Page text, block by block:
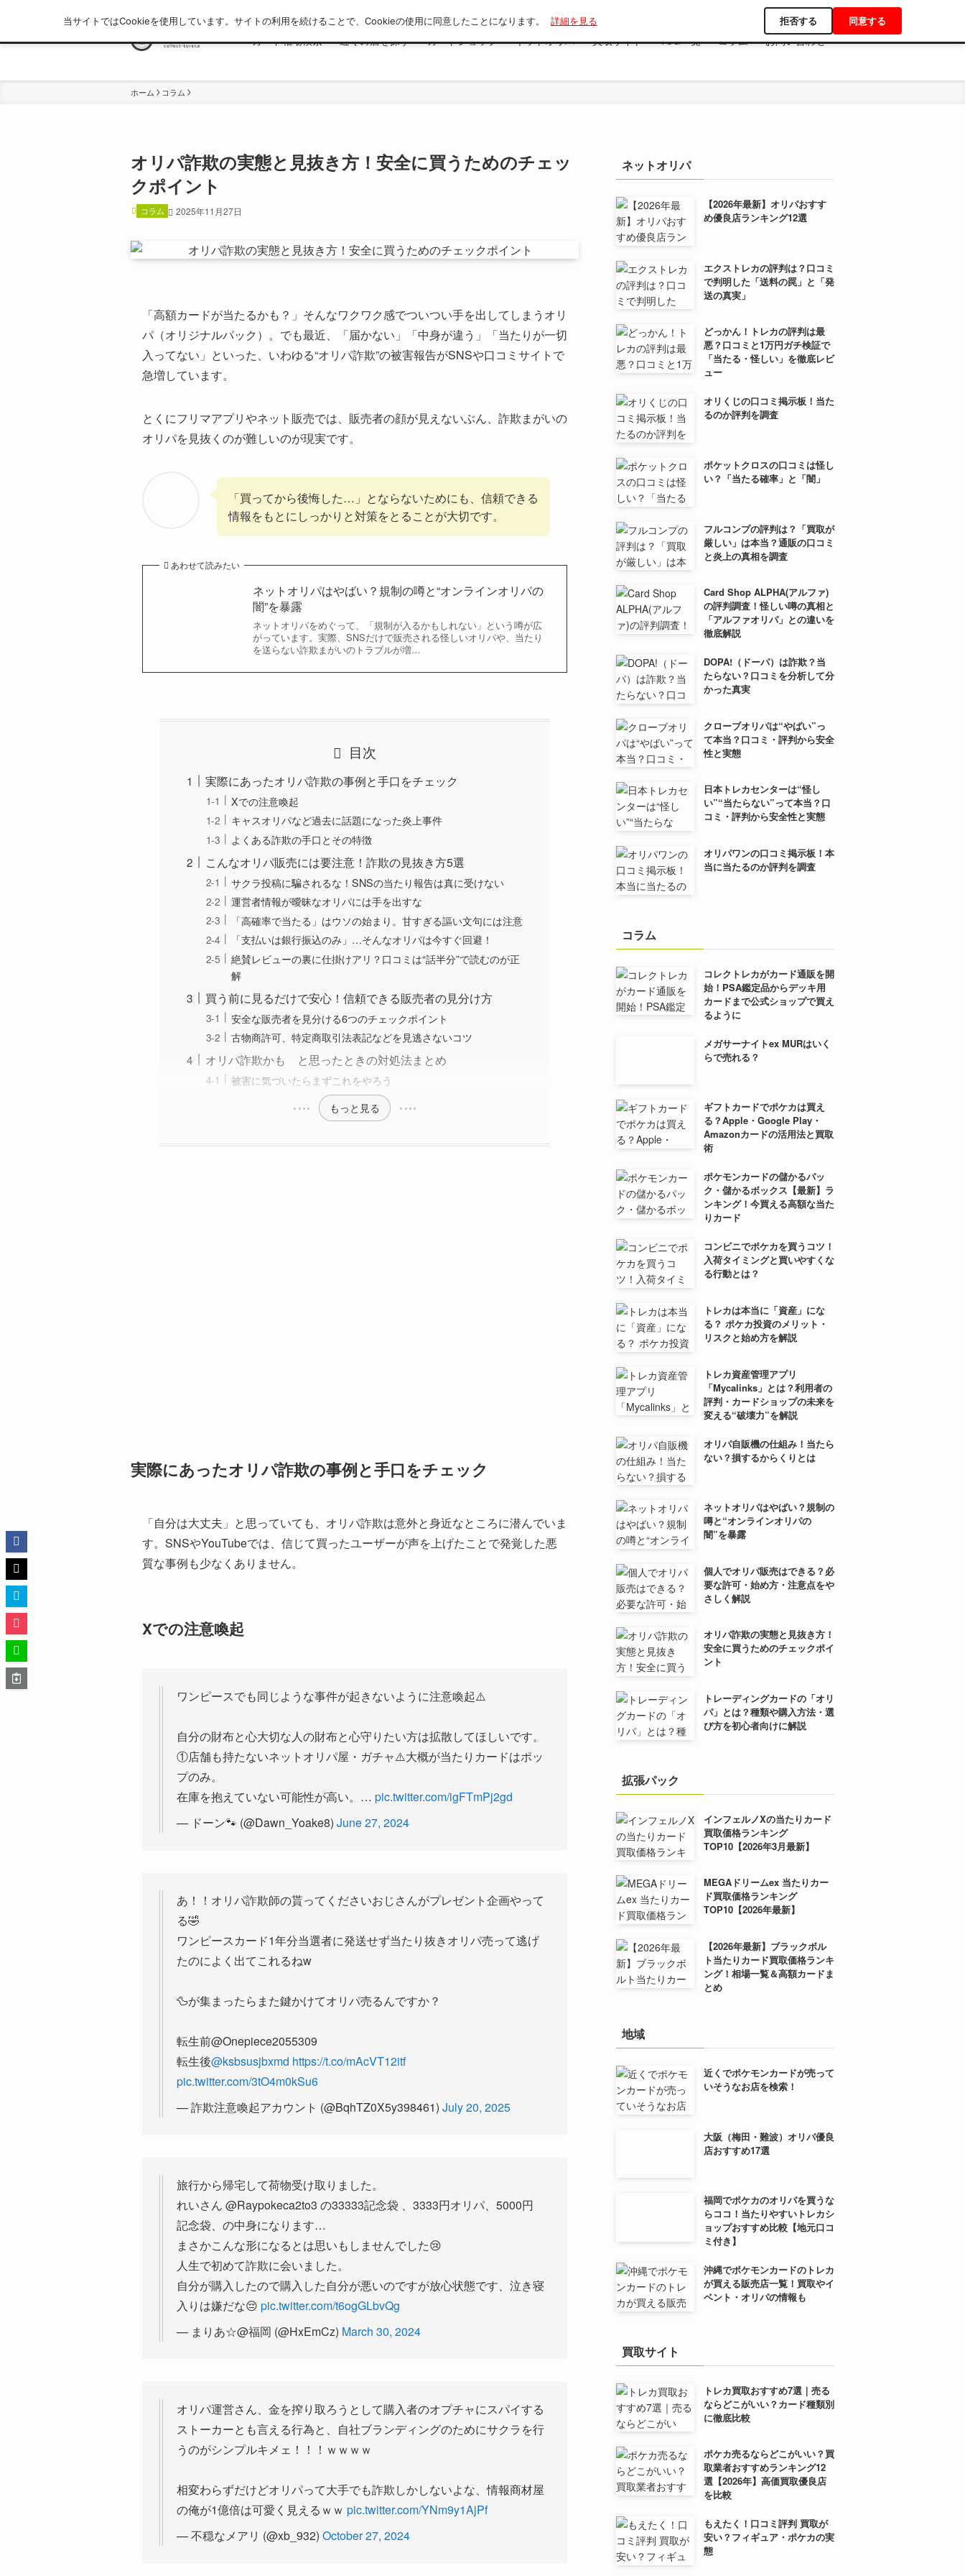
カード相場検索 近くの店を探す カードショップ ネットオリパ 買取サイト TCG一覧 コラム お問い合わせ
ホーム コラム
オリパ詐欺の実態と見抜き方！安全に買うためのチェッ
クポイント
コラム 2025年11月27日
「高額カードが当たるかも？」そんなワクワク感でついつい手を出してしまうオリ
パ（オリジナルパック）。でも最近、「届かない」「中身が違う」「当たりが一切
入ってない」といった、いわゆる“オリパ詐欺”の被害報告がSNSや口コミサイトで
急増しています。
とくにフリマアプリやネット販売では、販売者の顔が見えないぶん、詐欺まがいの
オリパを見抜くのが難しいのが現実です。
「買ってから後悔した…」とならないためにも、信頼できる
情報をもとにしっかりと対策をとることが大切です。
あわせて読みたい
ネットオリパはやばい？規制の噂と“オンラインオリパの
闇”を暴露
ネットオリパをめぐって、「規制が入るかもしれない」という噂が広
がっています。実際、SNSだけで販売される怪しいオリパや、当たり
を送らない詐欺まがいのトラブルが増…
目次
実際にあったオリパ詐欺の事例と手口をチェック
Xでの注意喚起
キャスオリパなど過去に話題になった炎上事件
よくある詐欺の手口とその特徴
こんなオリパ販売には要注意！詐欺の見抜き方5選
サクラ投稿に騙されるな！SNSの当たり報告は真に受けない
運営者情報が曖昧なオリパには手を出すな
「高確率で当たる」はウソの始まり。甘すぎる謳い文句には注意
「支払いは銀行振込のみ」…そんなオリパは今すぐ回避！
絶賛レビューの裏に仕掛けアリ？口コミは“話半分”で読むのが正
解
買う前に見るだけで安心！信頼できる販売者の見分け方
安全な販売者を見分ける6つのチェックポイント
古物商許可、特定商取引法表記などを見逃さないコツ
オリパ詐欺かも と思ったときの対処法まとめ
被害に気づいたらまずこれをやろう
もっと見る
実際にあったオリパ詐欺の事例と手口をチェック
「自分は大丈夫」と思っていても、オリパ詐欺は意外と身近なところに潜んでいま
す。SNSやYouTubeでは、信じて買ったユーザーが声を上げたことで発覚した悪
質な事例も少なくありません。
Xでの注意喚起
ワンピースでも同じような事件が起きないように注意喚起⚠️
自分の財布と心大切な人の財布と心守りたい方は拡散してほしいです。
①店舗も持たないネットオリパ屋・ガチャ⚠️大概が当たりカードはポッ
プのみ。
在庫を抱えていない可能性が高い。… pic.twitter.com/igFTmPj2gd
— ドーン🐾 (@Dawn_Yoake8) June 27, 2024
あ！！オリパ詐欺師の貰ってくださいおじさんがプレゼント企画やって
る🤣
ワンピースカード1年分当選者に発送せず当たり抜きオリパ売って逃げ
たのによく出てこれるねw
🦆が集まったらまた鍵かけてオリパ売るんですか？
転生前@Onepiece2055309
転生後@ksbsusjbxmd https://t.co/mAcVT12itf
pic.twitter.com/3tO4m0kSu6
— 詐欺注意喚起アカウント (@BqhTZ0X5y398461) July 20, 2025
旅行から帰宅して荷物受け取りました。
れいさん @Raypokeca2to3 の33333記念袋 、3333円オリパ、5000円
記念袋、の中身になります…
まさかこんな形になるとは思いもしませんでした😢
人生で初めて詐欺に会いました。
自分が購入したので購入した自分が悪いのですが放心状態です、泣き寝
入りは嫌だな😔 pic.twitter.com/t6ogGLbvQg
— まりあ☆@福岡 (@HxEmCz) March 30, 2024
オリパ運営さん、金を搾り取ろうとして購入者のオプチャにスパイする
ストーカーとも言える行為と、自社ブランディングのためにサクラを行
うのがシンプルキメェ！！！ｗｗｗｗ
相変わらずだけどオリパって大手でも詐欺しかしないよな、情報商材屋
の俺が1億倍は可愛く見えるｗｗ pic.twitter.com/YNm9y1AjPf
— 不穏なメアリ (@xb_932) October 27, 2024
ネットオリパ
【2026年最新】オリパおすす
め優良店ランキング12選
エクストレカの評判は？口コミ
で判明した「送料の罠」と「発
送の真実」
どっかん！トレカの評判は最
悪？口コミと1万円ガチ検証で
「当たる・怪しい」を徹底レビ
ュー
オリくじの口コミ掲示板！当た
るのか評判を調査
ポケットクロスの口コミは怪し
い？「当たる確率」と「闇」
フルコンプの評判は？「買取が
厳しい」は本当？通販の口コミ
と炎上の真相を調査
Card Shop ALPHA(アルファ)
の評判調査！怪しい噂の真相と
「アルファオリパ」との違いを
徹底解説
DOPA!（ドーパ）は詐欺？当
たらない？口コミを分析して分
かった真実
クローブオリパは“やばい”っ
て本当？口コミ・評判から安全
性と実態
日本トレカセンターは“怪し
い”“当たらない”って本当？口
コミ・評判から安全性と実態
オリパワンの口コミ掲示板！本
当に当たるのか評判を調査
コラム
コレクトレカがカード通販を開
始！PSA鑑定品からデッキ用
カードまで公式ショップで買え
るように
メガサーナイトex MURはいく
らで売れる？
ギフトカードでポケカは買え
る？Apple・Google Play・
Amazonカードの活用法と買取
術
ポケモンカードの儲かるパッ
ク・儲かるボックス【最新】ラ
ンキング！今買える高額な当た
りカード
コンビニでポケカを買うコツ！
入荷タイミングと買いやすくな
る行動とは？
トレカは本当に「資産」にな
る？ ポケカ投資のメリット・
リスクと始め方を解説
トレカ資産管理アプリ
「Mycalinks」とは？利用者の
評判・カードショップの未来を
変える“破壊力”を解説
オリパ自販機の仕組み！当たら
ない？損するからくりとは
ネットオリパはやばい？規制の
噂と“オンラインオリパの
闇”を暴露
個人でオリパ販売はできる？必
要な許可・始め方・注意点をや
さしく解説
オリパ詐欺の実態と見抜き方！
安全に買うためのチェックポイ
ント
トレーディングカードの「オリ
パ」とは？種類や購入方法・選
び方を初心者向けに解説
拡張パック
インフェルノXの当たりカード
買取価格ランキング
TOP10【2026年3月最新】
MEGAドリームex 当たりカー
ド買取価格ランキング
TOP10【2026年最新】
【2026年最新】ブラックボル
ト当たりカード買取価格ランキ
ング！相場一覧＆高額カードま
とめ
地域
近くでポケモンカードが売って
いそうなお店を検索！
大阪（梅田・難波）オリパ優良
店おすすめ17選
福岡でポケカのオリパを買うな
らココ！当たりやすいトレカシ
ョップおすすめ比較【地元口コ
ミ付き】
沖縄でポケモンカードのトレカ
が買える販売店一覧！買取やイ
ベント・オリパの情報も
買取サイト
トレカ買取おすすめ7選｜売る
ならどこがいい？カード種類別
に徹底比較
ポケカ売るならどこがいい？買
取業者おすすめランキング12
選【2026年】高価買取優良店
を比較
もえたく！口コミ評判 買取が
安い？フィギュア・ポケカの実
態
当サイトではCookieを使用しています。サイトの利用を続けることで、Cookieの使用に同意したことになります。 詳細を見る 拒否する 同意する